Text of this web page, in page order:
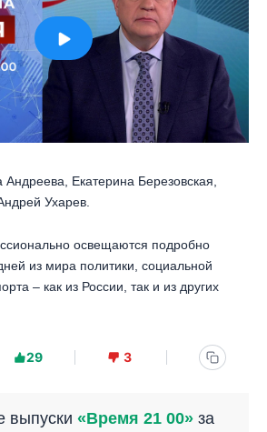
Екатерина Березовская,
Ухарев.
освещаются подробно
из мира политики, социальной
– как из России, так и из других
29 3
выпуски «Время 21 00» за